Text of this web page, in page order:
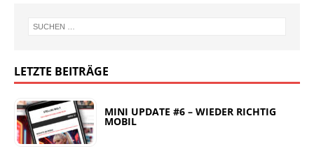
LETZTE BEITRÄGE
MINI UPDATE #6 – WIEDER RICHTIG
MOBIL